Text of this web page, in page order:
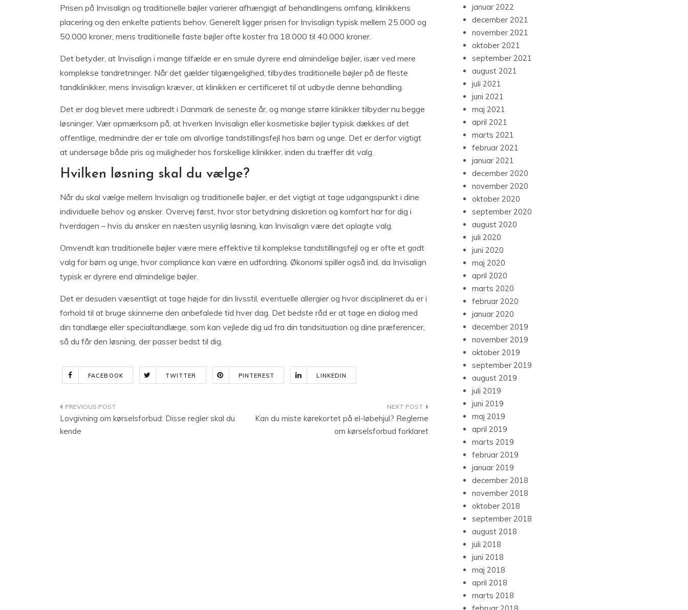
Prisen på Invisalign og traditionelle bøjler varierer afhængigt af behandlingens omfang, klinikkens
placering og den enkelte patients behov. Generelt ligger prisen for Invisalign typisk mellem 25.000 og
50.000 kroner, mens traditionelle faste bøjler ofte koster fra 18.000 til 40.000 kroner.
Det betyder, at Invisalign i mange tilfælde er en smule dyrere end almindelige bøjler, især ved mere
komplekse tandretninger. Når det gælder tilgængelighed, tilbydes traditionelle bøjler på de fleste
tandklinikker, mens Invisalign kræver, at klinikken er certificeret til at udbyde denne behandling.
Det er dog blevet mere udbredt i Danmark de seneste år, og mange større klinikker tilbyder nu begge
løsninger. Vær opmærksom på, at hverken Invisalign eller kosmetiske bøjler typisk dækkes af det
offentlige, medmindre der er tale om alvorlige tandstillingsfejl hos børn og unge. Det er derfor vigtigt
at undersøge både pris og muligheder hos forskellige klinikker, inden du træffer dit valg.
Hvilken løsning skal du vælge?
Når du skal vælge mellem Invisalign og traditionelle bøjler, er det vigtigt at tage udgangspunkt i dine
individuelle behov og ønsker. Overvej først, hvor stor betydning diskretion og komfort har for dig i
hverdagen – hvis du ønsker en næsten usynlig løsning, kan Invisalign være det oplagte valg.
Omvendt kan traditionelle bøjler være mere effektive til komplekse tandstillingsfejl og er ofte et godt
valg for børn og unge, hvor compliance kan være en udfordring. Økonomi spiller også ind, da Invisalign
typisk er dyrere end almindelige bøjler.
Det er desuden væsentligt at tage højde for din livsstil, eventuelle allergier og hvor disciplineret du er i
forhold til at bruge skinnerne den anbefalede tid hver dag. Det bedste råd er at tage en dialog med
din tandlæge eller specialtandlæge, som kan vejlede dig ud fra din tandsituation og dine præferencer,
så du får den løsning, der passer bedst til dig.
FACEBOOK TWITTER PINTEREST LINKEDIN
Indlægsnavigation
Lovgivning om kørselsforbud: Disse regler skal du
kende
Kan du miste kørekortet på el-løbehjul? Reglerne
om kørselsforbud forklaret
januar 2022
december 2021
november 2021
oktober 2021
september 2021
august 2021
juli 2021
juni 2021
maj 2021
april 2021
marts 2021
februar 2021
januar 2021
december 2020
november 2020
oktober 2020
september 2020
august 2020
juli 2020
juni 2020
maj 2020
april 2020
marts 2020
februar 2020
januar 2020
december 2019
november 2019
oktober 2019
september 2019
august 2019
juli 2019
juni 2019
maj 2019
april 2019
marts 2019
februar 2019
januar 2019
december 2018
november 2018
oktober 2018
september 2018
august 2018
juli 2018
juni 2018
maj 2018
april 2018
marts 2018